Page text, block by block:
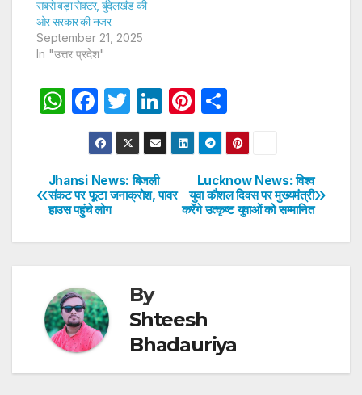
सबसे बड़ा सेक्टर, बुंदेलखंड की
ओर सरकार की नजर
September 21, 2025
In "उत्तर प्रदेश"
W
s
A
F
a
c
e
b
T
w
itt
er
Li
n
k
dI
Pi
nt
er
e
st
h
ar
e
Post
navigation
Lucknow News: विश्व
युवा कौशल दिवस पर मुख्यमंत्री
करेंगे उत्कृष्ट युवाओं को सम्मानित
Jhansi News: बिजली
संकट पर फूटा जनाक्रोश, पावर
हाउस पहुंचे लोग
By
Shteesh
Bhadauriya